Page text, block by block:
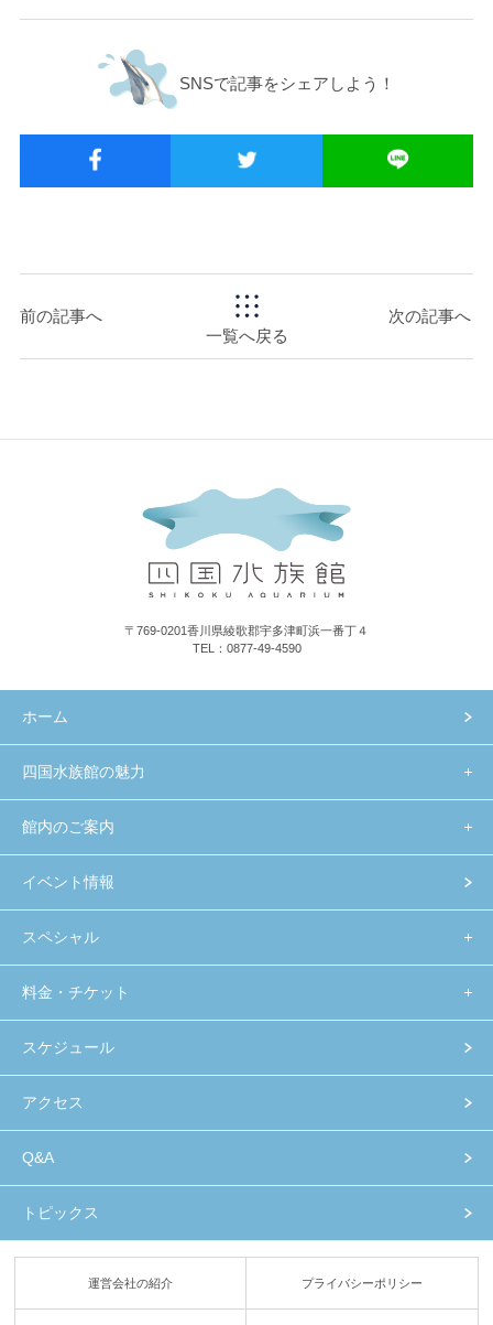
SNSで記事をシェアしよう！
前の記事へ
一覧へ戻る
次の記事へ
〒769-0201香川県綾歌郡宇多津町浜一番丁４
TEL：0877-49-4590
ホーム
四国水族館の魅力
館内のご案内
イベント情報
スペシャル
料金・チケット
スケジュール
アクセス
Q&A
トピックス
運営会社の紹介 プライバシーポリシー